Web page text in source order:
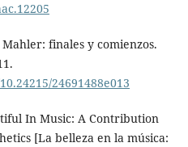
finales y comienzos.
24691488e013
In Music: A Contribution
[La belleza en la música: